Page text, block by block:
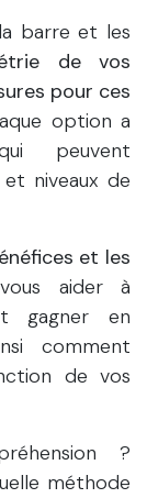
barre et les
de vos
pour ces
option a
peuvent
niveaux de
et les
aider à
gagner en
comment
de vos
?
méthode